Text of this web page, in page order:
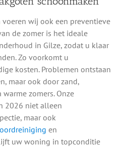
wij ook een preventieve
de zomer is het ideale
in Gilze, zodat u klaar
Zo voorkomt u
kosten. Problemen ontstaan
maar ook door zand,
zomers. Onze
2026 niet alleen
maar ook
en
uw woning in topconditie